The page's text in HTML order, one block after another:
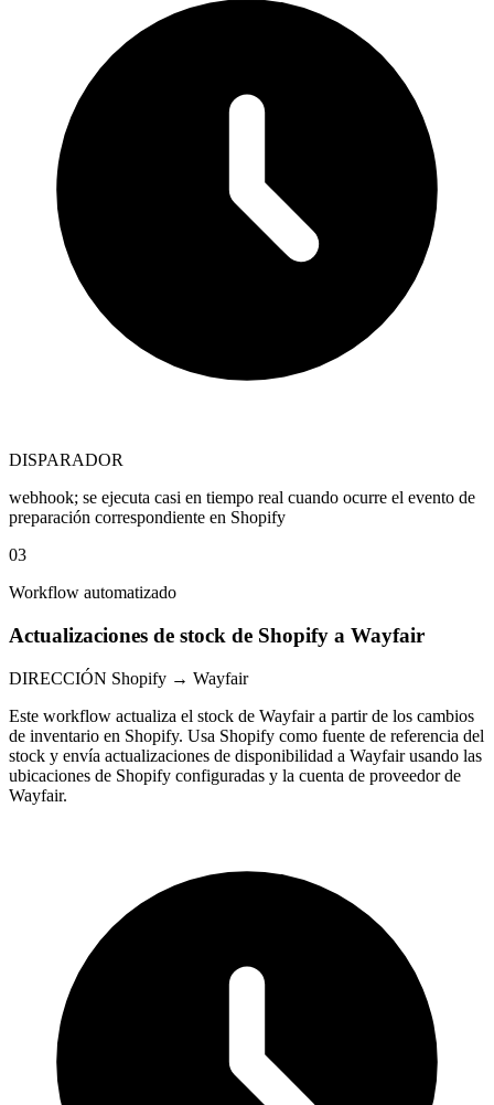
DISPARADOR
webhook; se ejecuta casi en tiempo real cuando ocurre el evento de
preparación correspondiente en Shopify
03
Workflow automatizado
Actualizaciones de stock de Shopify a Wayfair
DIRECCIÓN Shopify → Wayfair
Este workflow actualiza el stock de Wayfair a partir de los cambios
de inventario en Shopify. Usa Shopify como fuente de referencia del
stock y envía actualizaciones de disponibilidad a Wayfair usando las
ubicaciones de Shopify configuradas y la cuenta de proveedor de
Wayfair.